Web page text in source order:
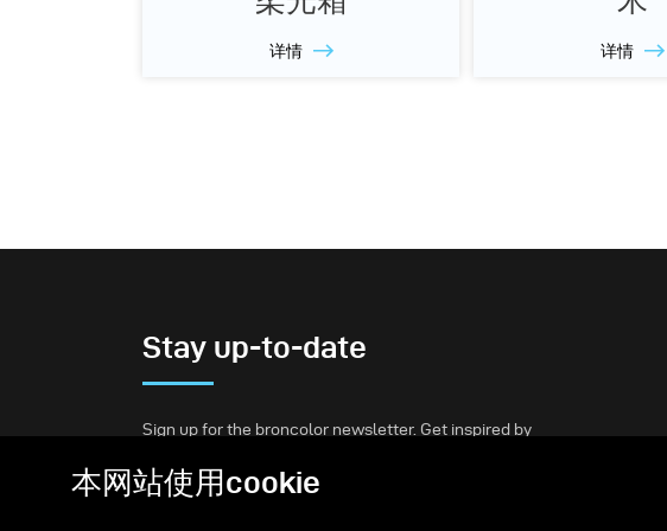
详情 详情
Stay up-to-date
Sign up for the broncolor newsletter. Get inspired by
informed.
本网站使用cookie